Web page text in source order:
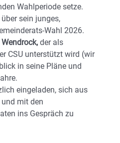
Wahlperiode setze.
sein junges,
Wahl 2026.
der als
CSU unterstützt wird (wir
in seine Pläne und
eingeladen, sich aus
mit den
ins Gespräch zu